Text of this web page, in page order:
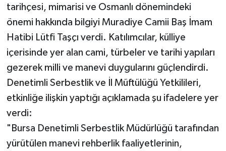
tarihçesi, mimarisi ve Osmanlı dönemindeki
önemi hakkında bilgiyi Muradiye Camii Baş İmam
Hatibi Lütfi Taşçı verdi. Katılımcılar, külliye
içerisinde yer alan cami, türbeler ve tarihi yapıları
gezerek milli ve manevi duygularını güçlendirdi.
Denetimli Serbestlik ve İl Müftülüğü Yetkilileri,
etkinliğe ilişkin yaptığı açıklamada şu ifadelere yer
verdi:
"Bursa Denetimli Serbestlik Müdürlüğü tarafından
yürütülen manevi rehberlik faaliyetlerinin,